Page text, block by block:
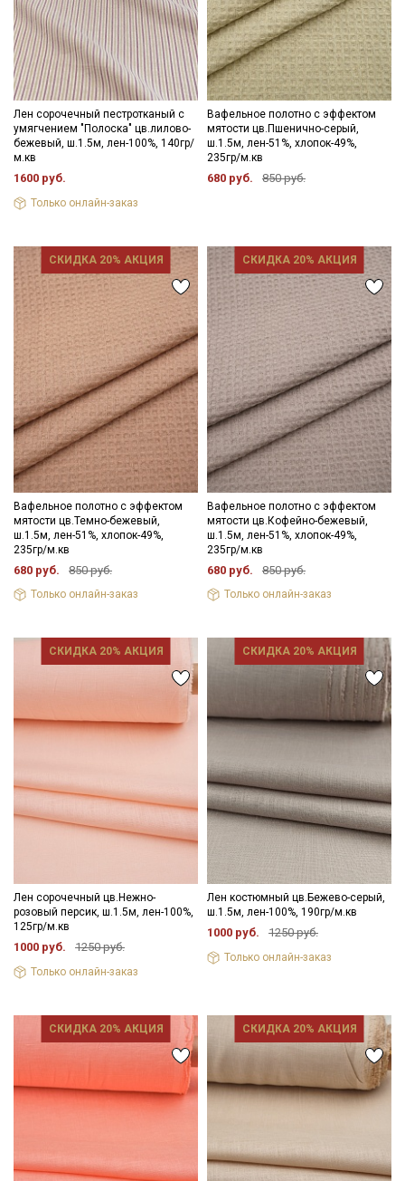
Лен сорочечный пестротканый с
умягчением "Полоска" цв.лилово-
бежевый, ш.1.5м, лен-100%, 140гр/
м.кв
1600 руб.
Только онлайн-заказ
Вафельное полотно с эффектом
мятости цв.Пшенично-серый,
ш.1.5м, лен-51%, хлопок-49%,
235гр/м.кв
680 руб. 850 руб.
СКИДКА 20% АКЦИЯ
Вафельное полотно с эффектом
мятости цв.Темно-бежевый,
ш.1.5м, лен-51%, хлопок-49%,
235гр/м.кв
680 руб. 850 руб.
Только онлайн-заказ
СКИДКА 20% АКЦИЯ
Вафельное полотно с эффектом
мятости цв.Кофейно-бежевый,
ш.1.5м, лен-51%, хлопок-49%,
235гр/м.кв
680 руб. 850 руб.
Только онлайн-заказ
СКИДКА 20% АКЦИЯ
Лен сорочечный цв.Нежно-
розовый персик, ш.1.5м, лен-100%,
125гр/м.кв
1000 руб. 1250 руб.
Только онлайн-заказ
СКИДКА 20% АКЦИЯ
Лен костюмный цв.Бежево-серый,
ш.1.5м, лен-100%, 190гр/м.кв
1000 руб. 1250 руб.
Только онлайн-заказ
СКИДКА 20% АКЦИЯ СКИДКА 20% АКЦИЯ